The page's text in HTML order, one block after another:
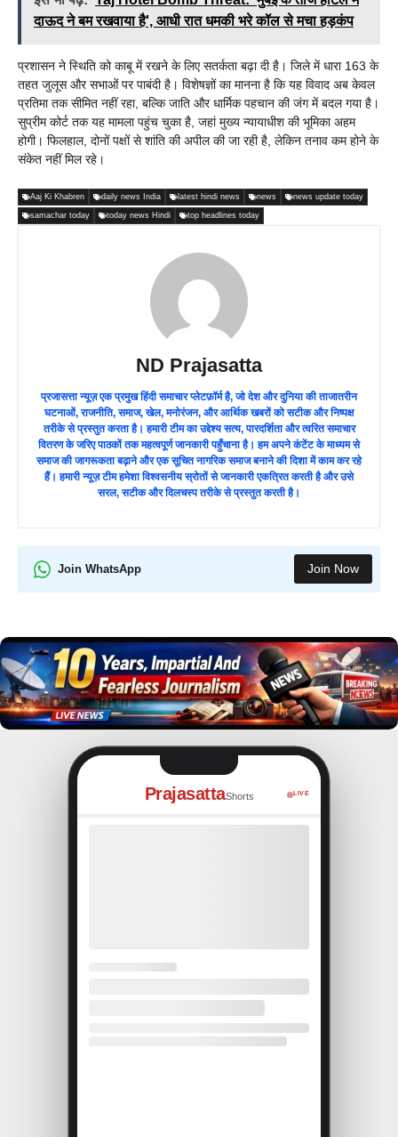
दाऊद ने बम रखवाया है', आधी रात धमकी भरे कॉल से मचा हड़कंप
प्रशासन ने स्थिति को काबू में रखने के लिए सतर्कता बढ़ा दी है। जिले में धारा 163 के
तहत जुलूस और सभाओं पर पाबंदी है। विशेषज्ञों का मानना है कि यह विवाद अब केवल
प्रतिमा तक सीमित नहीं रहा, बल्कि जाति और धार्मिक पहचान की जंग में बदल गया है।
सुप्रीम कोर्ट तक यह मामला पहुंच चुका है, जहां मुख्य न्यायाधीश की भूमिका अहम
होगी। फिलहाल, दोनों पक्षों से शांति की अपील की जा रही है, लेकिन तनाव कम होने के
संकेत नहीं मिल रहे।
Aaj Ki Khabren daily news India latest hindi news news news update today
samachar today today news Hindi top headlines today
ND Prajasatta
प्रजासत्ता न्यूज़ एक प्रमुख हिंदी समाचार प्लेटफ़ॉर्म है, जो देश और दुनिया की ताजातरीन
घटनाओं, राजनीति, समाज, खेल, मनोरंजन, और आर्थिक खबरों को सटीक और निष्पक्ष
तरीके से प्रस्तुत करता है। हमारी टीम का उद्देश्य सत्य, पारदर्शिता और त्वरित समाचार
वितरण के जरिए पाठकों तक महत्वपूर्ण जानकारी पहुँचाना है। हम अपने कंटेंट के माध्यम से
समाज की जागरूकता बढ़ाने और एक सूचित नागरिक समाज बनाने की दिशा में काम कर रहे
हैं। हमारी न्यूज़ टीम हमेशा विश्वसनीय स्रोतों से जानकारी एकत्रित करती है और उसे
सरल, सटीक और दिलचस्प तरीके से प्रस्तुत करती है।
Join WhatsApp Join Now
PrajasattaShorts LIVE